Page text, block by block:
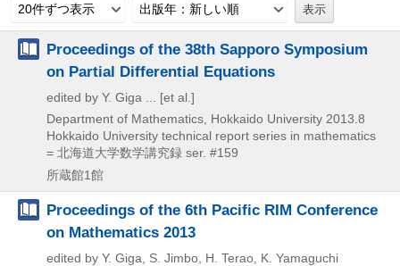
20件ずつ表示 出版年：新しい順
Proceedings of the 38th Sapporo Symposium
on Partial Differential Equations
edited by Y. Giga ... [et al.]
Department of Mathematics, Hokkaido University 2013.8
Hokkaido University technical report series in mathematics
= 北海道大学数学講究録 ser. #159
所蔵館1館
Proceedings of the 6th Pacific RIM Conference
on Mathematics 2013
edited by Y. Giga, S. Jimbo, H. Terao, K. Yamaguchi